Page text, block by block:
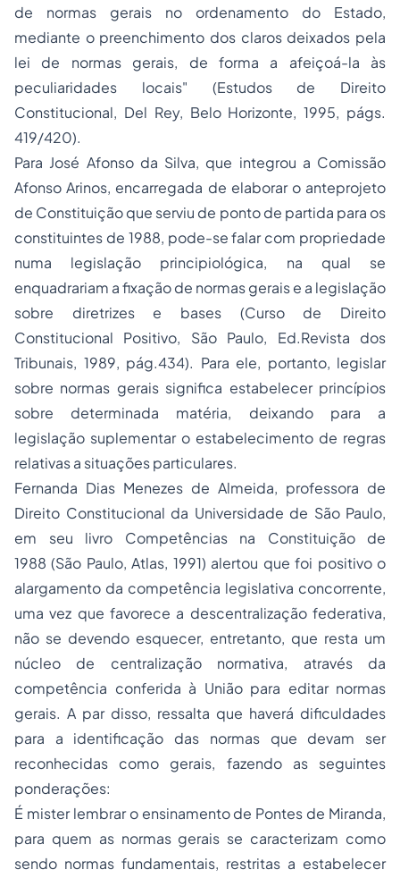
de normas gerais no ordenamento do Estado,
mediante o preenchimento dos claros deixados pela
lei de normas gerais, de forma a afeiçoá-la às
peculiaridades locais" (Estudos de Direito
Constitucional, Del Rey, Belo Horizonte, 1995, págs.
419/420).
Para José Afonso da Silva, que integrou a Comissão
Afonso Arinos, encarregada de elaborar o anteprojeto
de Constituição que serviu de ponto de partida para os
constituintes de 1988, pode-se falar com propriedade
numa legislação principiológica, na qual se
enquadrariam a fixação de normas gerais e a legislação
sobre diretrizes e bases (Curso de Direito
Constitucional Positivo, São Paulo, Ed.Revista dos
Tribunais, 1989, pág.434). Para ele, portanto, legislar
sobre normas gerais significa estabelecer princípios
sobre determinada matéria, deixando para a
legislação suplementar o estabelecimento de regras
relativas a situações particulares.
Fernanda Dias Menezes de Almeida, professora de
Direito Constitucional da Universidade de São Paulo,
em seu livro Competências na Constituição de
1988 (São Paulo, Atlas, 1991) alertou que foi positivo o
alargamento da competência legislativa concorrente,
uma vez que favorece a descentralização federativa,
não se devendo esquecer, entretanto, que resta um
núcleo de centralização normativa, através da
competência conferida à União para editar normas
gerais. A par disso, ressalta que haverá dificuldades
para a identificação das normas que devam ser
reconhecidas como gerais, fazendo as seguintes
ponderações:
É mister lembrar o ensinamento de Pontes de Miranda,
para quem as normas gerais se caracterizam como
sendo normas fundamentais, restritas a estabelecer